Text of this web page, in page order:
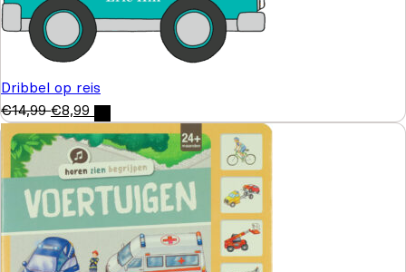
Dribbel op reis
€14,99 €8,99